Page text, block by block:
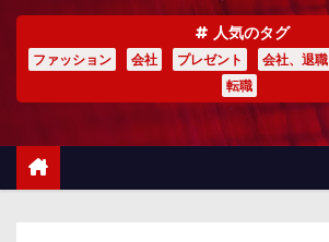
人気のタグ
ファッション 会社 プレゼント 会社、退職
転職